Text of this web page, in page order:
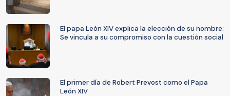
El papa León XIV explica la elección de su nombre:
Se vincula a su compromiso con la cuestión social
El primer día de Robert Prevost como el Papa
León XIV